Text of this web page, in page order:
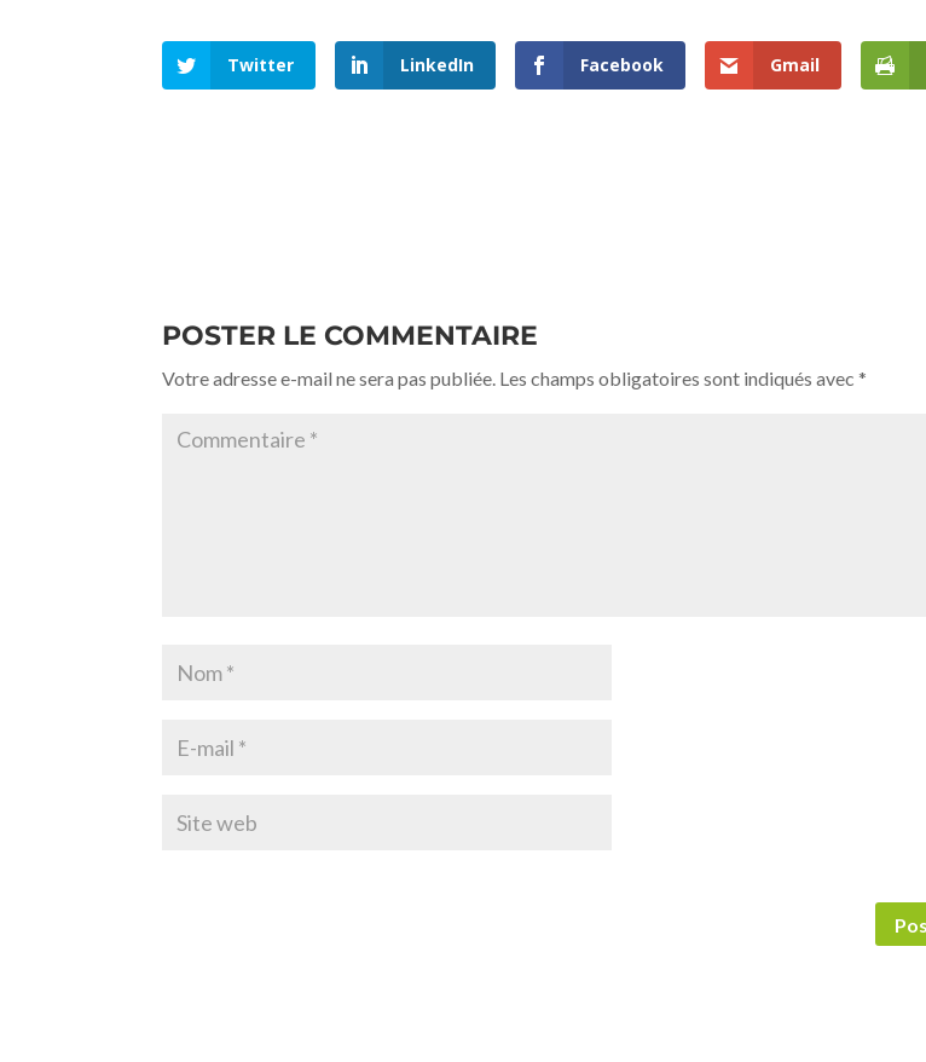
Twitter LinkedIn Facebook Gmail
POSTER LE COMMENTAIRE
Votre adresse e-mail ne sera pas publiée. Les champs obligatoires sont indiqués avec*